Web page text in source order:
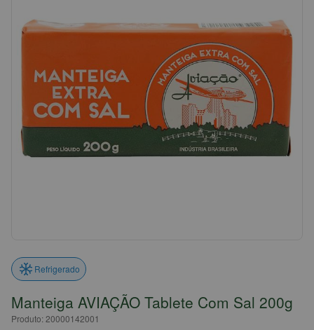
Refrigerado
Manteiga AVIAÇÃO Tablete Com Sal 200g
Produto: 20000142001